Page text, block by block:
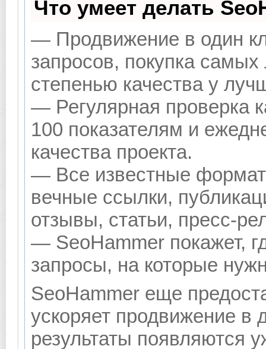
Что умеет делать
— Продвижение в один
запросов, покупка
степенью качества у
— Регулярная проверка
100 показателям и
качества проекта.
— Все известные
вечные ссылки,
отзывы, статьи, пресс-
— SeoHammer покажет,
запросы, на которые
SeoHammer еще
ускоряет продвижение в
результаты появляются